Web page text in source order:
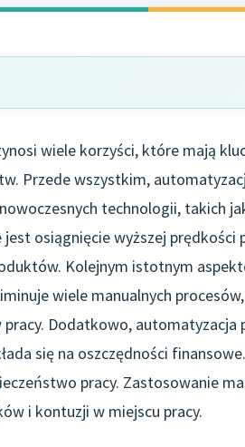
wiele korzyści, które mają
Przede wszystkim,
technologii, takich
osiągnięcie wyższej prędkości
Kolejnym istotnym
wiele manualnych
Dodatkowo, automatyzacja
się na oszczędności
pracy. Zastosowanie
i kontuzji w miejscu pracy.